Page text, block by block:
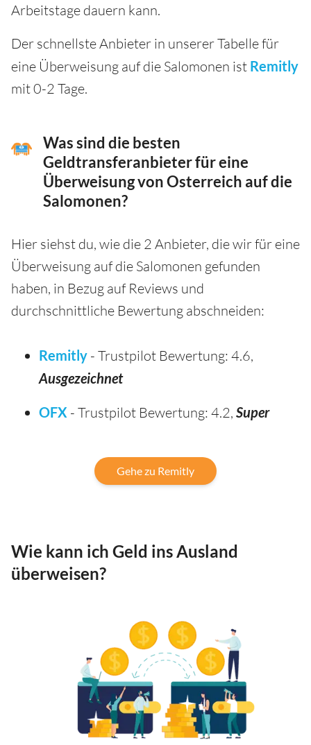
Arbeitstage dauern kann.
Der schnellste Anbieter in unserer Tabelle für
eine Überweisung auf die Salomonen ist Remitly
mit 0-2 Tage.
Was sind die besten
Geldtransferanbieter für eine
Überweisung von Osterreich auf die
Salomonen?
Hier siehst du, wie die 2 Anbieter, die wir für eine
Überweisung auf die Salomonen gefunden
haben, in Bezug auf Reviews und
durchschnittliche Bewertung abschneiden:
Remitly - Trustpilot Bewertung: 4.6,
Ausgezeichnet
OFX - Trustpilot Bewertung: 4.2, Super
Gehe zu Remitly
Wie kann ich Geld ins Ausland
überweisen?